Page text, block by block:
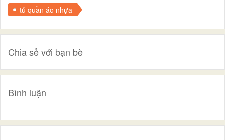
tủ quần áo nhựa
Chia sẻ với bạn bè
Bình luận